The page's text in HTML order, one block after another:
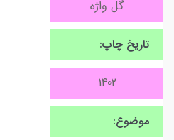
گل واژه
تاریخ چاپ:
1402
موضوع: